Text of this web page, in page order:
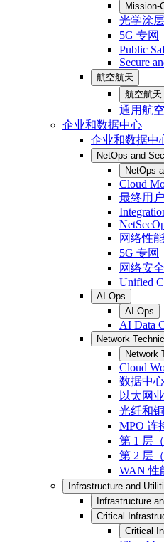
Mission-
光学涂
5G 专网
Public
Secure
航空航天
航空航天
通用航空
企业和数据中心
企业和数据中
NetOps and
NetOps
Cloud
最终用
网络性
5G 专网
网络安
Unified
AI Ops
AI Ops
AI Data
Network
Network
Cloud
数据中
以太网
光纤和
MPO 连
第 1 层
第 2 层
WAN 性
Infrastructure and
Infrastructure
Critical
Critical